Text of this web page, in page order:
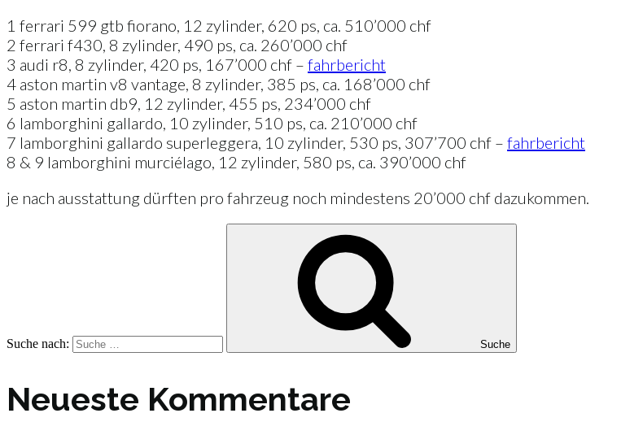
1 ferrari 599 gtb fiorano, 12 zylinder, 620 ps, ca. 510’000 chf
2 ferrari f430, 8 zylinder, 490 ps, ca. 260’000 chf
3 audi r8, 8 zylinder, 420 ps, 167’000 chf – fahrbericht
4 aston martin v8 vantage, 8 zylinder, 385 ps, ca. 168’000 chf
5 aston martin db9, 12 zylinder, 455 ps, 234’000 chf
6 lamborghini gallardo, 10 zylinder, 510 ps, ca. 210’000 chf
7 lamborghini gallardo superleggera, 10 zylinder, 530 ps, 307’700 chf – fahrbericht
8 & 9 lamborghini murciélago, 12 zylinder, 580 ps, ca. 390’000 chf
je nach ausstattung dürften pro fahrzeug noch mindestens 20’000 chf dazukommen.
Suche nach: Suche
Neueste Kommentare